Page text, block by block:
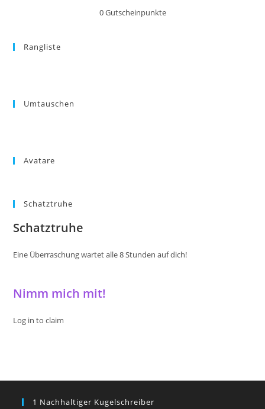
0Gutscheinpunkte
Rangliste
Umtauschen
Avatare
Schatztruhe
Schatztruhe
Eine Überraschung wartet alle 8 Stunden auf dich!
Nimm mich mit!
Log in to claim
1 Nachhaltiger Kugelschreiber